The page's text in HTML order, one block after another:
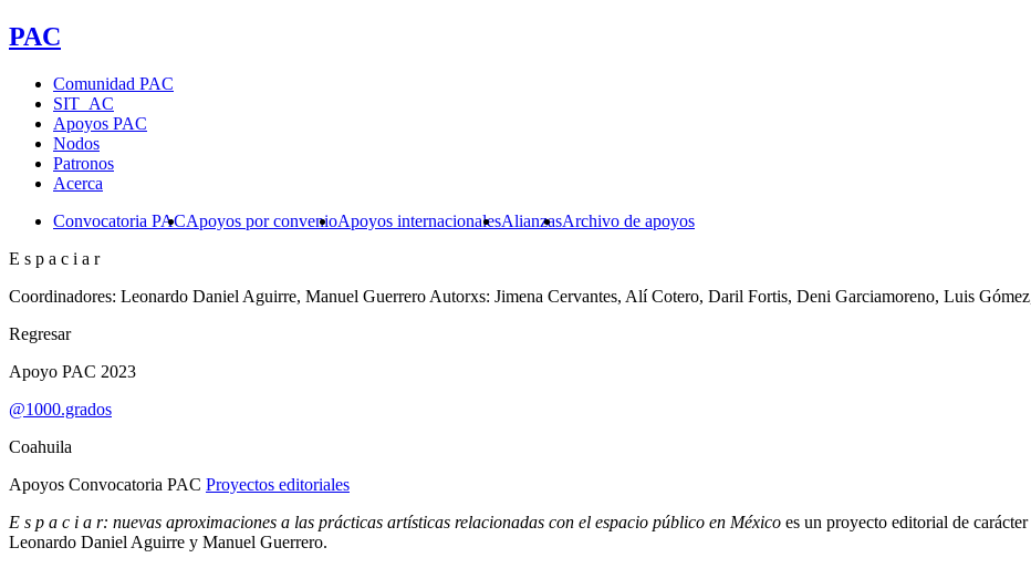
PAC
Comunidad PAC
SIT_AC
Apoyos PAC
Nodos
Patronos
Acerca
Convocatoria PACApoyos por convenioApoyos internacionalesAlianzasArchivo de apoyos
E s p a c i a r
Coordinadores: Leonardo Daniel Aguirre, Manuel Guerrero Autorxs: Jimena Cervantes, Alí Cotero, Daril Fortis, Deni Garciamoreno, Luis
Regresar
Apoyo PAC 2023
@1000.grados
Coahuila
Apoyos Convocatoria PAC Proyectos editoriales
E s p a c i a r: nuevas aproximaciones a las prácticas artísticas relacionadas con el espacio público en México es un proyecto editorial de
Leonardo Daniel Aguirre y Manuel Guerrero.